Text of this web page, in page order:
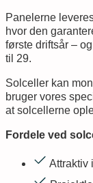
Panelerne
hvor den
første driftsår –
til 29.
Solceller kan
bruger vores
at solcellerne
Fordele ved
Attraktiv